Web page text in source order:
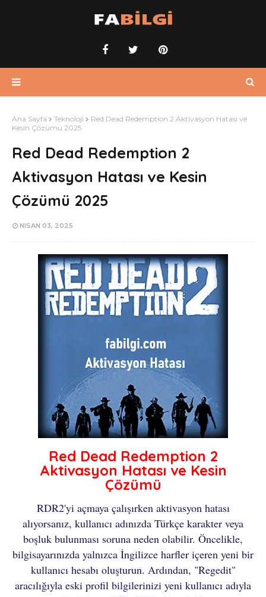
Ana Sayfa Teknoloji
Red Dead Redemption 2 Aktivasyon Hatası ve
Kesin Çözümü 2025
Red Dead Redemption 2
Aktivasyon Hatası ve Kesin
Çözümü 2025
NISAN 03, 2025
Red Dead Redemption 2
Aktivasyon Hatası ve Kesin
Çözümü
RDR2'yi açmaya çalışırken aktivasyon hatası
alıyorsanız, kullanıcı adınızda Türkçe karakter veya
boşluk bulunması soruna neden olabilir. Öncelikle,
bilgisayarınızda yalnızca İngilizce harfler içeren yeni bir
kullanıcı hesabı oluşturun. Ardından, "Regedit"
aracılığıyla eski profil bilgilerinizi yeni kullanıcı adıyla